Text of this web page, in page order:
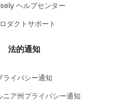
ヘルプセンター
ダクトサポート
法的通知
ライバシー通知
ニア州プライバシー通知